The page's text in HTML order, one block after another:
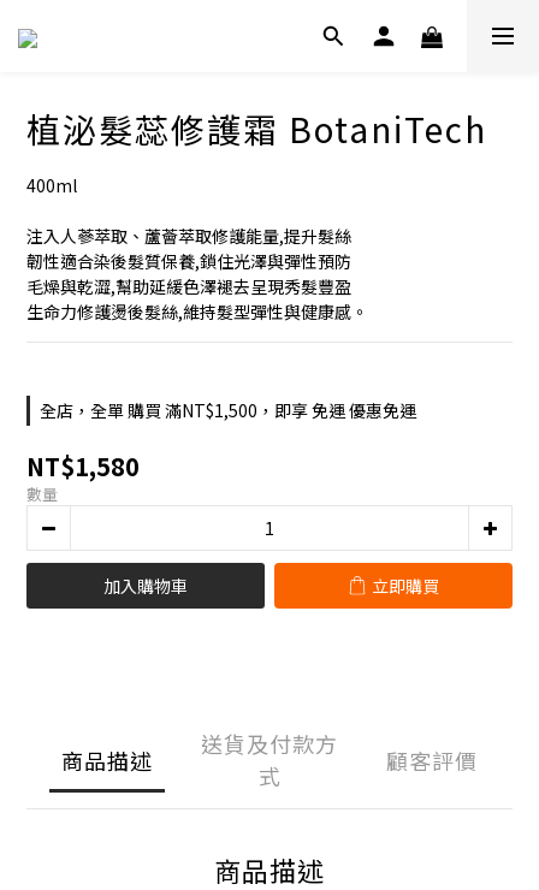
植泌髮蕊修護霜 BotaniTech
400ml
注入人蔘萃取、蘆薈萃取修護能量,提升髮絲
韌性適合染後髮質保養,鎖住光澤與彈性預防
毛燥與乾澀,幫助延緩色澤褪去呈現秀髮豐盈
生命力修護燙後髮絲,維持髮型彈性與健康感。
全店，全單 購買 滿NT$1,500，即享 免運 優惠免運
NT$1,580
數量
加入購物車 立即購買
商品描述
送貨及付款方
式
顧客評價
商品描述